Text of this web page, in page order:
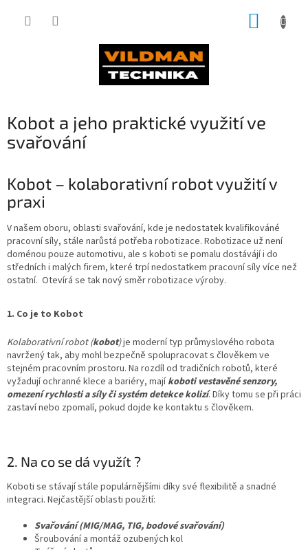
Kobot a jeho praktické využití ve
svařování
Kobot – kolaborativní robot využití v
praxi
V našem oboru, oblasti svařování, kde je nedostatek kvalifikováné
pracovní síly, stále narůstá potřeba robotizace. Robotizace už není
doménou pouze automotivu, ale s koboti se pomalu dostávájí i do
středních i malých firem, které trpí nedostatkem pracovní síly více než
ostatní. Otevírá se tak nový směr robotizace výroby.
1. Co je to Kobot
Kolaborativní robot (kobot)je moderní typ průmyslového robota
navržený tak, aby mohl bezpečně spolupracovat s člověkem ve
stejném pracovním prostoru. Na rozdíl od tradičních robotů, které
vyžadují ochranné klece a bariéry, majíkoboti vestavěné senzory,
omezení rychlosti a síly či systém detekce kolizí. Díky tomu se při práci
zastaví nebo zpomalí, pokud dojde ke kontaktu s člověkem.
2. Na co se dá využít ?
Koboti se stávají stále populárnějšími díky své flexibilitě a snadné
integraci. Nejčastější oblasti použití:
Svařování (MIG/MAG, TIG, bodové svařování)
Šroubování a montáž ozubených kol